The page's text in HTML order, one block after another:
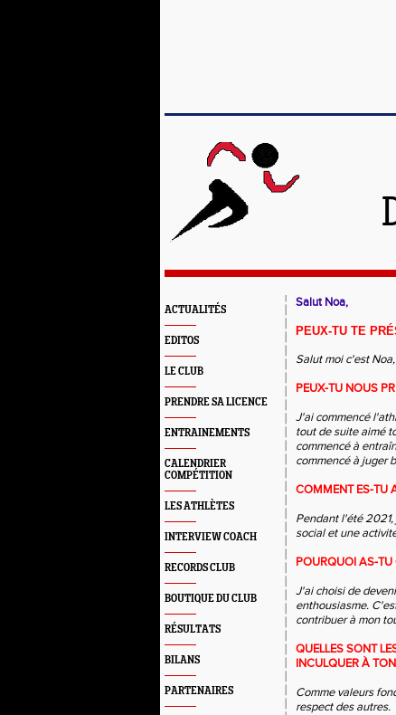
ACTUALITÉS
EDITOS
LE CLUB
PRENDRE SA LICENCE
ENTRAINEMENTS
CALENDRIER
COMPÉTITION
LES ATHLÈTES
INTERVIEW COACH
RECORDS CLUB
BOUTIQUE DU CLUB
RÉSULTATS
BILANS
PARTENAIRES
Salut Noa,
PEUX-TU TE
Salut moi c'est
PEUX-TU NOUS
J'ai commencé
tout de suite aimé
commencé à
commencé à juger
COMMENT ES-TU
Pendant l'été
social et une
POURQUOI AS-TU
J'ai choisi de
enthousiasme.
contribuer à mon
QUELLES SONT
INCULQUER À
Comme valeurs
respect des autres.